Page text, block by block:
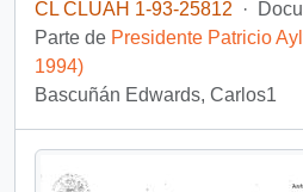
CL CLUAH 1-93-25812
·
Parte de Presidente Patricio
1994)
Bascuñán Edwards, Carlos1